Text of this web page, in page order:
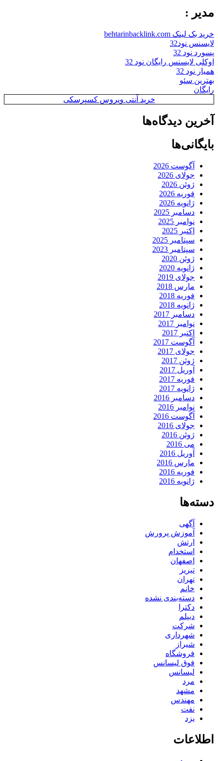
مدیر :
خرید بک لینک behtarinbacklink.com
لایسنس نود32
پسورد نود 32
اوکلی لایسنس رایگان نود 32
همیار نود 32
بهترین سئو
رایگان
خرید آنتی ویروس کسپرسکی
آخرین دیدگاه‌ها
بایگانی‌ها
آگوست 2026
جولای 2026
ژوئن 2026
فوریه 2026
ژانویه 2026
دسامبر 2025
نوامبر 2025
اکتبر 2025
سپتامبر 2025
سپتامبر 2023
ژوئن 2020
ژانویه 2020
جولای 2019
مارس 2018
فوریه 2018
ژانویه 2018
دسامبر 2017
نوامبر 2017
اکتبر 2017
آگوست 2017
جولای 2017
ژوئن 2017
آوریل 2017
فوریه 2017
ژانویه 2017
دسامبر 2016
نوامبر 2016
آگوست 2016
جولای 2016
ژوئن 2016
می 2016
آوریل 2016
مارس 2016
فوریه 2016
ژانویه 2016
دسته‌ها
آگهی
آموزش پرورش
ارتش
استخدام
اصفهان
تبریز
تهران
خانم
دسته‌بندی نشده
دکترا
دیپلم
شرکت
شهرداری
شیراز
فروشگاه
فوق لیسانس
لیسانس
مرد
مشهد
مهندس
نفت
یزد
اطلاعات